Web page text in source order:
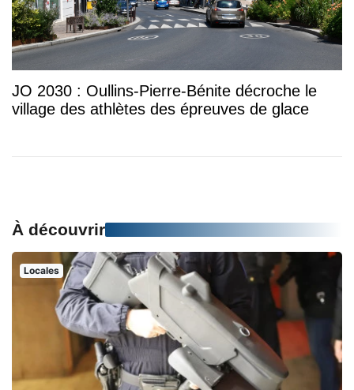
JO 2030 : Oullins-Pierre-Bénite décroche le
village des athlètes des épreuves de glace
À découvrir
Locales